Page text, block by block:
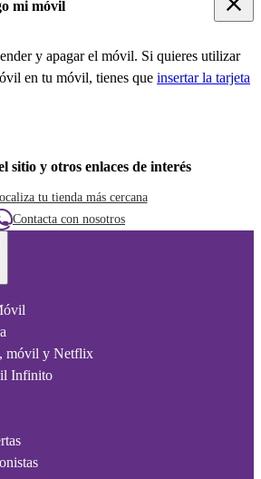
mi móvil
y apagar el móvil. Si quieres utilizar
en tu móvil, tienes que insertar la tarjeta
sitio y otros enlaces de interés
tu tienda más cercana
Contacta con nosotros
móvil y Netflix
Infinito